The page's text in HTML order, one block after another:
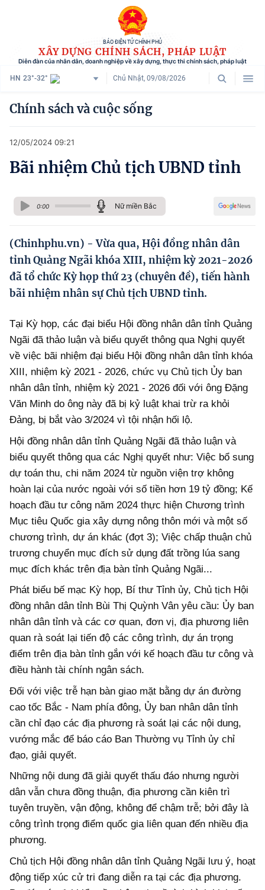
BÁO ĐIỆN TỬ CHÍNH PHỦ
XÂY DỰNG CHÍNH SÁCH, PHÁP LUẬT
Diễn đàn của nhân dân, doanh nghiệp về xây dựng, thực thi chính sách, pháp luật
HN 23°-32° Chủ Nhật, 09/08/2026
Danh mục
Tham vấn chính sách
Người dân góp ý
Chính sách và cuộc sống
Hướng dẫn thực hiện chính sách
Phát triển kinh tế tư nhân và doanh nghiệp dân tộc
Ocop và chuỗi giá trị Nông sản
Kinh tế tư nhân
Doanh nghiệp dân tộc
Khác
Video
Photo
Chính sách và cuộc sống
12/05/2024 09:21
Bãi nhiệm Chủ tịch UBND tỉnh
0:00 Nữ miền Bắc
(Chinhphu.vn) - Vừa qua, Hội đồng nhân dân
tỉnh Quảng Ngãi khóa XIII, nhiệm kỳ 2021-2026
đã tổ chức Kỳ họp thứ 23 (chuyên đề), tiến hành
bãi nhiệm nhân sự Chủ tịch UBND tỉnh.
Tại Kỳ họp, các đại biểu Hội đồng nhân dân tỉnh Quảng
Ngãi đã thảo luận và biểu quyết thông qua Nghị quyết
về việc bãi nhiệm đại biểu Hội đồng nhân dân tỉnh khóa
XIII, nhiệm kỳ 2021 - 2026, chức vụ Chủ tịch Ủy ban
nhân dân tỉnh, nhiệm kỳ 2021 - 2026 đối với ông Đặng
Văn Minh do ông này đã bị kỷ luật khai trừ ra khỏi
Đảng, bị bắt vào 3/2024 vì tội nhận hối lộ.
Hội đồng nhân dân tỉnh Quảng Ngãi đã thảo luận và
biểu quyết thông qua các Nghị quyết như: Việc bổ sung
dự toán thu, chi năm 2024 từ nguồn viện trợ không
hoàn lại của nước ngoài với số tiền hơn 19 tỷ đồng; Kế
hoạch đầu tư công năm 2024 thực hiện Chương trình
Mục tiêu Quốc gia xây dựng nông thôn mới và một số
chương trình, dự án khác (đợt 3); Việc chấp thuận chủ
trương chuyển mục đích sử dụng đất trồng lúa sang
mục đích khác trên địa bàn tỉnh Quảng Ngãi...
Phát biểu bế mạc Kỳ họp, Bí thư Tỉnh ủy, Chủ tịch Hội
đồng nhân dân tỉnh Bùi Thị Quỳnh Vân yêu cầu: Ủy ban
nhân dân tỉnh và các cơ quan, đơn vị, địa phương liên
quan rà soát lại tiến độ các công trình, dự án trọng
điểm trên địa bàn tỉnh gắn với kế hoạch đầu tư công và
điều hành tài chính ngân sách.
Đối với việc trễ hạn bàn giao mặt bằng dự án đường
cao tốc Bắc - Nam phía đông, Ủy ban nhân dân tỉnh
cần chỉ đạo các địa phương rà soát lại các nội dung,
vướng mắc để báo cáo Ban Thường vụ Tỉnh ủy chỉ
đạo, giải quyết.
Những nội dung đã giải quyết thấu đáo nhưng người
dân vẫn chưa đồng thuận, địa phương cần kiên trì
tuyên truyền, vận động, không để chậm trễ; bởi đây là
công trình trọng điểm quốc gia liên quan đến nhiều địa
phương.
Chủ tịch Hội đồng nhân dân tỉnh Quảng Ngãi lưu ý, hoạt
động tiếp xúc cử tri đang diễn ra tại các địa phương.